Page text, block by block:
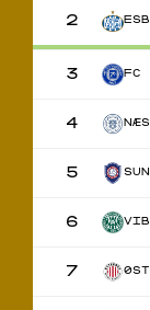
2
3 FC
4
5
6
7